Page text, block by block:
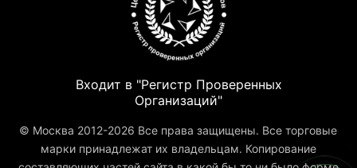
Входит в "Регистр Проверенных
Организаций"
© Москва 2012-2026 Все права защищены. Все торговые
марки принадлежат их владельцам. Копирование